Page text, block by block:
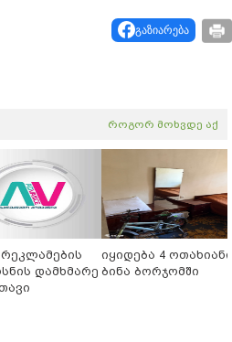
გაზიარება
როგორ მოხვდე აქ
დამხმარე
იყიდება 4 ოთახიანი
ბინა ბორჯომში